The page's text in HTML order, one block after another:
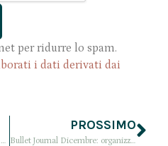
per ridurre lo spam.
i dati derivati dai
2 snack golosi con Natural Mojo Fit Chocolate e i suoi tè (un dolce a 0 kcal)
PROSSIMO
Bullet Journal Dicembre: organizziamo il Natale, i regali e le feste col bujo